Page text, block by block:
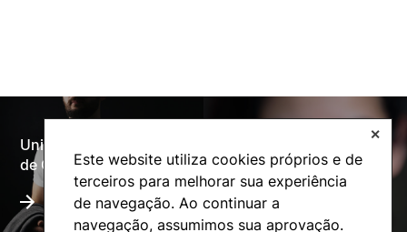
Este website utiliza cookies próprios e de
terceiros para melhorar sua experiência
de navegação. Ao continuar a
navegação, assumimos sua aprovação.
✕
Universidade Politécnica
de Coimbra
Oferta Formativa